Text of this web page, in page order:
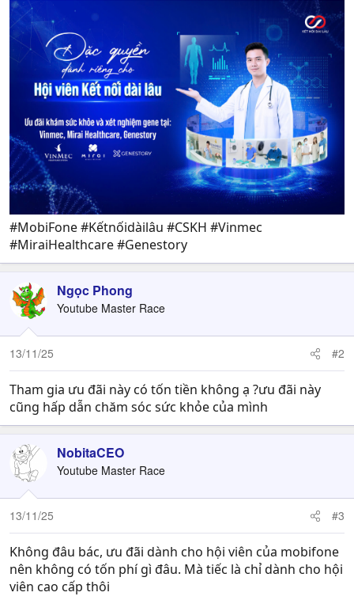
#MobiFone #Kếtnốidàilâu #CSKH #Vinmec
#MiraiHealthcare #Genestory
Ngọc Phong
Youtube Master Race
13/11/25 #2
Tham gia ưu đãi này có tốn tiền không ạ ?ưu đãi này
cũng hấp dẫn chăm sóc sức khỏe của mình
NobitaCEO
Youtube Master Race
13/11/25 #3
Không đâu bác, ưu đãi dành cho hội viên của mobifone
nên không có tốn phí gì đâu. Mà tiếc là chỉ dành cho hội
viên cao cấp thôi